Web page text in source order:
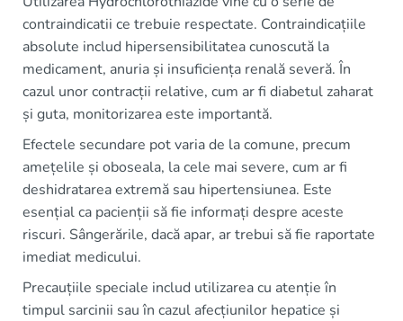
contraindicatii ce trebuie respectate. Contraindicațiile
absolute includ hipersensibilitatea cunoscută la
medicament, anuria și insuficiența renală severă. În
cazul unor contracții relative, cum ar fi diabetul zaharat
și guta, monitorizarea este importantă.
Efectele secundare pot varia de la comune, precum
amețelile și oboseala, la cele mai severe, cum ar fi
deshidratarea extremă sau hipertensiunea. Este
esențial ca pacienții să fie informați despre aceste
riscuri. Sângerările, dacă apar, ar trebui să fie raportate
imediat medicului.
Precauțiile speciale includ utilizarea cu atenție în
timpul sarcinii sau în cazul afecțiunilor hepatice și